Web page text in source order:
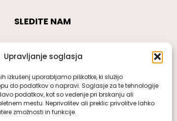
Upravljanje soglasja
izkušenj uporabljamo piškotke, ki služijo
do podatkov o napravi. Soglasje za te tehnologije
podatkov, kot so vedenje pri brskanju ali
mestu. Neprivolitev ali preklic privolitve lahko
zmožnosti in funkcije.
SLEDITE NAM